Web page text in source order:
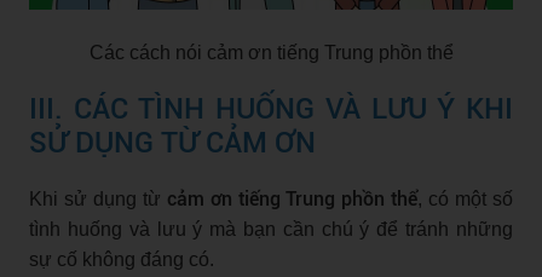
Các cách nói cảm ơn tiếng Trung phồn thể
III. CÁC TÌNH HUỐNG VÀ LƯU Ý KHI
SỬ DỤNG TỪ CẢM ƠN
Khi sử dụng từ cảm ơn tiếng Trung phồn thể, có một số
tình huống và lưu ý mà bạn cần chú ý để tránh những
sự cố không đáng có.